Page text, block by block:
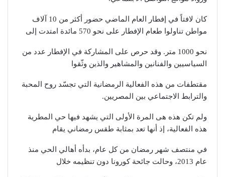
كان لافتاً في إفطار العام الماضي حضور أكثر من 10 آلاف
مواطن تناولوا طعام الإفطار على نحو 570 مائدة امتدت إلى
نحو 1000 متر. وقد حرص على المشاركة في الإفطار عدد من
السياسيين والفنانين والمشاهير والذين وثّقوا
مقتطفات من هذه الفعالية الرمضانية التي تجسّد روح المحبة
والترابط الاجتماعي بين المصريين.
ولم تكن هذه هى المرة الأولى التي يشهد فيها حي المطرية
هذه الفعالية، إذ أنها تعد بمثابة طقس رمضاني يقام
في منتصف شهر رمضان من كل عام، بدأه أهالي الحي منذ
عام 2013، وحالت جائحة كورونا دون تنظيمه خلال